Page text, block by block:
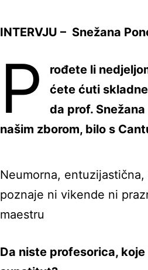
INTERVJU – Snežana
P
rođete li
ćete ćuti
da prof.
našim zborom, bilo s
Neumorna,
poznaje ni vikende ni
maestru
Da niste profesorica,